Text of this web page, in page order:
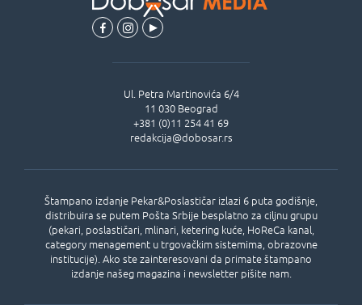
Štampano izdanje Pekar&Poslastičar izlazi 6 puta godišnje,
distribuira se putem Pošta Srbije besplatno za ciljnu grupu
(pekari, poslastičari, mlinari, ketering kuće, HoReCa kanal,
category menagement u trgovačkim sistemima, obrazovne
institucije). Ako ste zainteresovani da primate štampano
izdanje našeg magazina i newsletter pišite nam.
Ul. Petra Martinovića 6/4
11 030 Beograd
+381 (0)11 254 41 69
redakcija@dobosar.rs